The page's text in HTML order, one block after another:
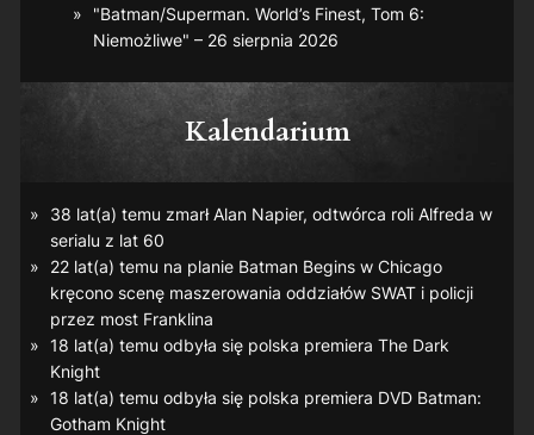
"Batman/Superman. World’s Finest, Tom 6:
Niemożliwe" – 26 sierpnia 2026
Kalendarium
38 lat(a) temu zmarł Alan Napier, odtwórca roli Alfreda w
serialu z lat 60
22 lat(a) temu na planie Batman Beginsw Chicago
kręcono scenę maszerowania oddziałów SWAT i policji
przez most Franklina
18 lat(a) temu odbyła się polska premiera The Dark
Knight
18 lat(a) temu odbyła się polska premiera DVD Batman:
Gotham Knight